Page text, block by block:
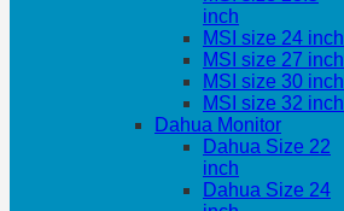
inch
MSI size 24 inch
MSI size 27 inch
MSI size 30 inch
MSI size 32 inch
Dahua Monitor
Dahua Size 22
inch
Dahua Size 24